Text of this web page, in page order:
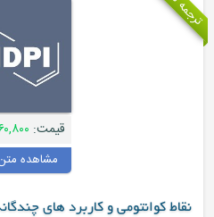
قیمت:۱۶۰,۸۰۰ تومان
مشاهده متن کامل
کوانتومی و کاربرد های چندگانه آنها